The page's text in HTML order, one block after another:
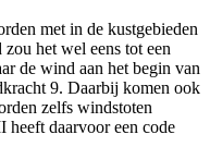
met in de kustgebieden
het wel eens tot een
de wind aan het begin van
9. Daarbij komen ook
zelfs windstoten
daarvoor een code